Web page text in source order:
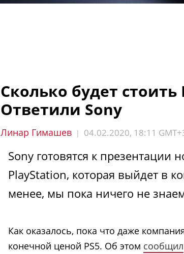
Сколько будет стоить
Ответили Sony
Линар Гимашев | 04.02.2020, 18:11
Sony готовятся к презентации
PlayStation, которая выйдет в
менее, мы пока ничего не
Как оказалось, пока что даже
конечной ценой PS5. Об этом сообщил